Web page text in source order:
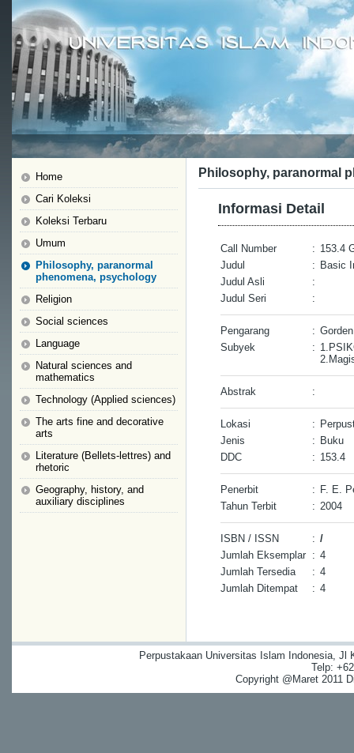
Home
Cari Koleksi
Koleksi Terbaru
Umum
Philosophy, paranormal
phenomena, psychology
Religion
Social sciences
Language
Natural sciences and
mathematics
Technology (Applied sciences)
The arts fine and decorative
arts
Literature (Bellets-lettres) and
rhetoric
Geography, history, and
auxiliary disciplines
Philosophy, paranormal
Informasi Detail
Call Number : 153.4
Judul
: Basic
Judul Asli
:
Judul Seri
:
Pengarang :
Subyek
:
Abstrak :
Lokasi :
Jenis
: Buku
DDC
: 153.4
Penerbit : F. E.
Tahun Terbit
: 2004
ISBN / ISSN : /
Jumlah Eksemplar : 4
Jumlah Tersedia
: 4
Jumlah Ditempat
: 4
Perpustakaan Universitas Islam Indonesia, Jl
Telp:
Copyright @Maret 2011